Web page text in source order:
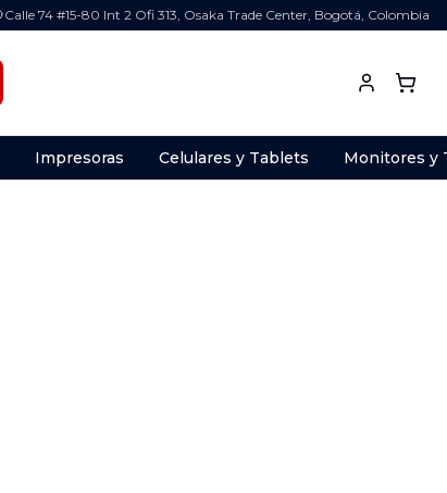
Calle 74 #15-80 Int 2 Ofi 313, Osaka Trade Center, Bogotá, Colombia
Impresoras Celulares y Tablets Monitores y